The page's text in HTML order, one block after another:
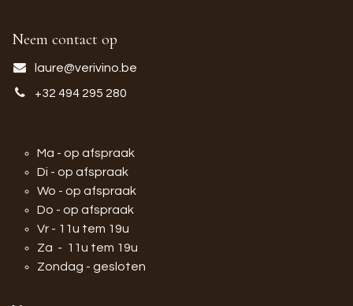
Neem contact op
laure@verivino.be
+32 494 295 280
Ma - op afspraak
Di - op afspraak
Wo - op afspraak
Do - op afspraak
Vr - 11u tem 19u
Za - 11u tem 19u
Zondag - gesloten